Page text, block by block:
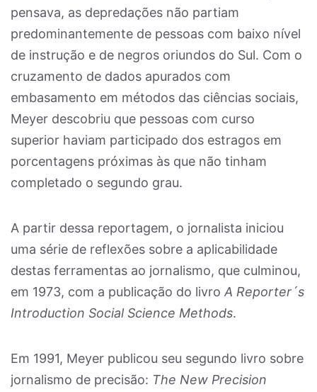
pensava, as depredações não partiam
predominantemente de pessoas com baixo nível
de instrução e de negros oriundos do Sul. Com o
cruzamento de dados apurados com
embasamento em métodos das ciências sociais,
Meyer descobriu que pessoas com curso
superior haviam participado dos estragos em
porcentagens próximas às que não tinham
completado o segundo grau.
A partir dessa reportagem, o jornalista iniciou
uma série de reflexões sobre a aplicabilidade
destas ferramentas ao jornalismo, que culminou,
em 1973, com a publicação do livro A Reporter´s
Introduction Social Science Methods.
Em 1991, Meyer publicou seu segundo livro sobre
jornalismo de precisão: The New Precision